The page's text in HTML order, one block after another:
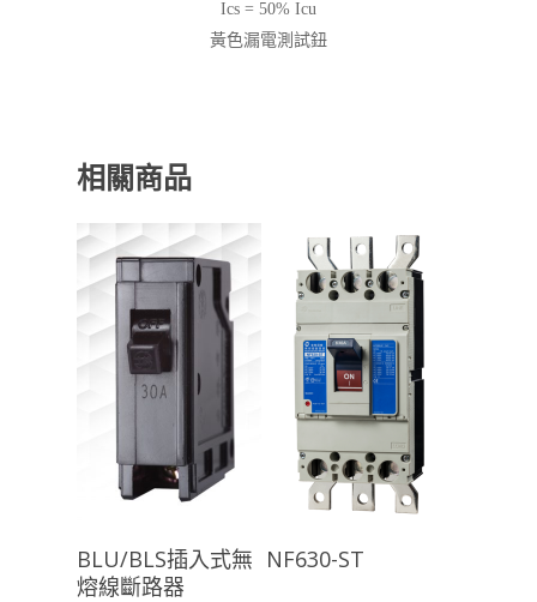
Ics = 50% Icu
黃色漏電測試鈕
相關商品
查看內容
BLU/BLS插入式無
熔線斷路器
NF630-ST